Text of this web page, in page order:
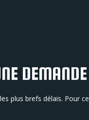
plus brefs délais. Pour